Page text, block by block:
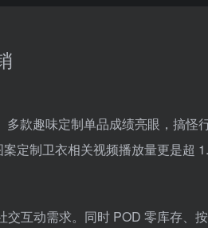
款趣味定制单品成绩亮眼，搞怪
定制卫衣相关视频播放量更是超
互动需求。同时 POD 零库存、